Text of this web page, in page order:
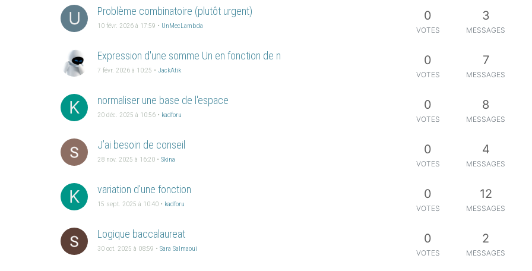
U Problème combinatoire (plutôt urgent)
10 févr. 2026 à 17:59 • UnMecLambda
0
VOTES
3
MESSAGES
Expression d'une somme Un en fonction de n
7 févr. 2026 à 10:25 • JackAtik
0
VOTES
7
MESSAGES
K normaliser une base de l'espace
20 déc. 2025 à 10:56 • kadforu
0
VOTES
8
MESSAGES
J’ai besoin de conseil
28 nov. 2025 à 16:20 • Skina
0
VOTES
4
MESSAGES
K variation d'une fonction
15 sept. 2025 à 10:40 • kadforu
0
VOTES
12
MESSAGES
Logique baccalaureat
30 oct. 2025 à 08:59 • Sara Salmaoui
0
VOTES
2
MESSAGES